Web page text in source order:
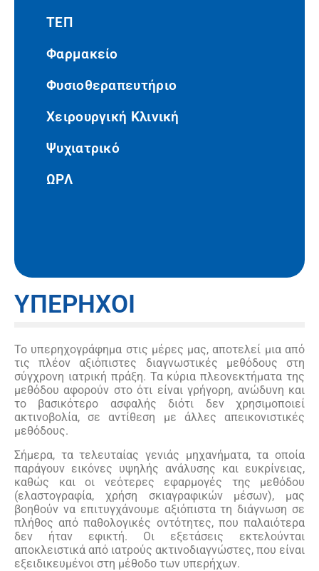
ΤΕΠ
Φαρμακείο
Φυσιοθεραπευτήριο
Χειρουργική Κλινική
Ψυχιατρικό
ΩΡΛ
ΥΠΕΡΗΧΟΙ
Το υπερηχογράφημα στις μέρες μας, αποτελεί μια από
τις πλέον αξιόπιστες διαγνωστικές μεθόδους στη
σύγχρονη ιατρική πράξη. Τα κύρια πλεονεκτήματα της
μεθόδου αφορούν στο ότι είναι γρήγορη, ανώδυνη και
το βασικότερο ασφαλής διότι δεν χρησιμοποιεί
ακτινοβολία, σε αντίθεση με άλλες απεικονιστικές
μεθόδους.
Σήμερα, τα τελευταίας γενιάς μηχανήματα, τα οποία
παράγουν εικόνες υψηλής ανάλυσης και ευκρίνειας,
καθώς και οι νεότερες εφαρμογές της μεθόδου
(ελαστογραφία, χρήση σκιαγραφικών μέσων), μας
βοηθούν να επιτυγχάνουμε αξιόπιστα τη διάγνωση σε
πλήθος από παθολογικές οντότητες, που παλαιότερα
δεν ήταν εφικτή. Οι εξετάσεις εκτελούνται
αποκλειστικά από ιατρούς ακτινοδιαγνώστες, που είναι
εξειδικευμένοι στη μέθοδο των υπερήχων.